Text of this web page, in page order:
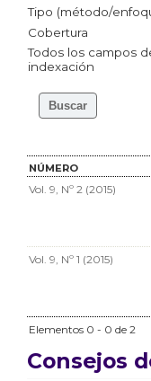
Tipo (método/
Cobertura
Todos los campos
indexación
NÚMERO
Vol. 9, Nº 2 (2015)
Vol. 9, Nº 1 (2015)
Elementos 0 - 0 de 2
Consejos